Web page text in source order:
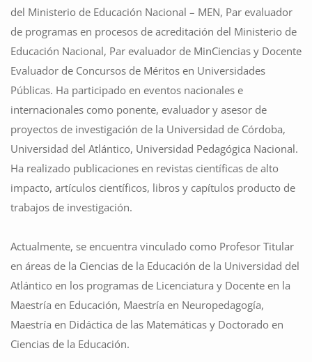
del Ministerio de Educación Nacional – MEN, Par evaluador
de programas en procesos de acreditación del Ministerio de
Educación Nacional, Par evaluador de MinCiencias y Docente
Evaluador de Concursos de Méritos en Universidades
Públicas. Ha participado en eventos nacionales e
internacionales como ponente, evaluador y asesor de
proyectos de investigación de la Universidad de Córdoba,
Universidad del Atlántico, Universidad Pedagógica Nacional.
Ha realizado publicaciones en revistas científicas de alto
impacto, artículos científicos, libros y capítulos producto de
trabajos de investigación.
Actualmente, se encuentra vinculado como Profesor Titular
en áreas de la Ciencias de la Educación de la Universidad del
Atlántico en los programas de Licenciatura y Docente en la
Maestría en Educación, Maestría en Neuropedagogía,
Maestría en Didáctica de las Matemáticas y Doctorado en
Ciencias de la Educación.